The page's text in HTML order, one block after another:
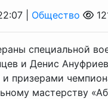
| Общество
специальной
и Денис
призерами
мастерству